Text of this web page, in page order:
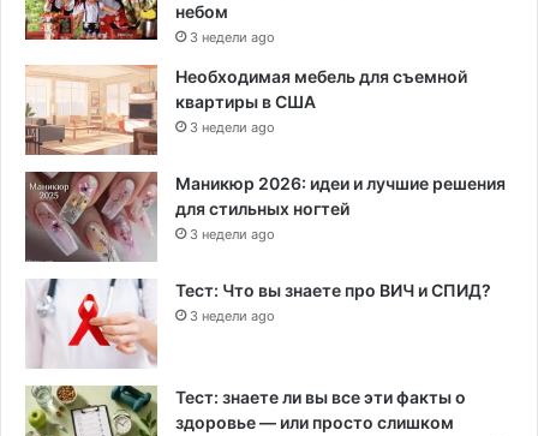
небом
3 недели ago
Необходимая мебель для съемной
квартиры в США
3 недели ago
Маникюр 2026: идеи и лучшие решения
для стильных ногтей
3 недели ago
Тест: Что вы знаете про ВИЧ и СПИД?
3 недели ago
Тест: знаете ли вы все эти факты о
здоровье — или просто слишком